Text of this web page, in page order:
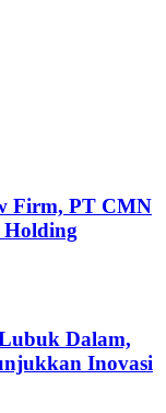
Firm, PT CMN
Holding
Dalam,
Inovasi